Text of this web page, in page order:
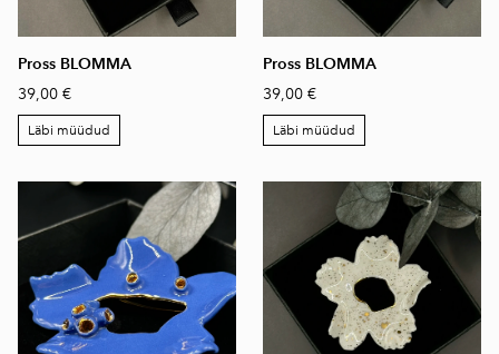
Pross BLOMMA
39,00 €
Läbi müüdud
Pross BLOMMA
39,00 €
Läbi müüdud